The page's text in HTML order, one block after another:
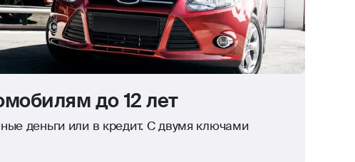
до 12 лет
деньги или в кредит. С двумя ключами